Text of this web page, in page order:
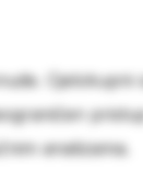
analizama.